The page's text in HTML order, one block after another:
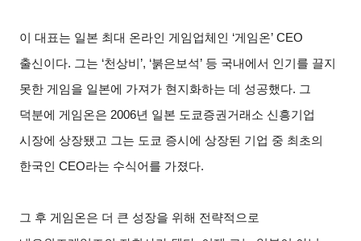
이 대표는 일본 최대 온라인 게임업체인 ‘게임온’ CEO
출신이다. 그는 ‘천상비’, ‘붉은보석’ 등 국내에서 인기를 끌지
못한 게임을 일본에 가져가 현지화하는 데 성공했다. 그
덕분에 게임온은 2006년 일본 도쿄증권거래소 신흥기업
시장에 상장됐고 그는 도쿄 증시에 상장된 기업 중 최초의
한국인 CEO라는 수식어를 가졌다.
그 후 게임온은 더 큰 성장을 위해 전략적으로